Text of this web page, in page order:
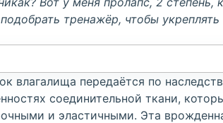
тренажёр, чтобы укреплять
влагалища передаётся по
соединительной ткани,
и эластичными. Эта